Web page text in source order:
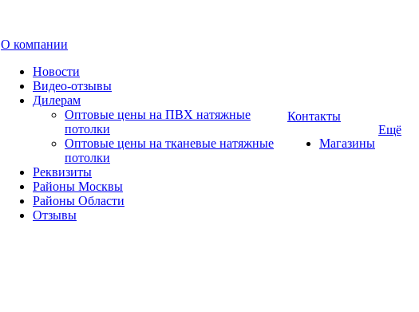
О компании
Новости
Видео-отзывы
Дилерам
Оптовые цены на ПВХ натяжные
потолки
Оптовые цены на тканевые натяжные
потолки
Реквизиты
Районы Москвы
Районы Области
Отзывы
Контакты
Магазины
Ещё